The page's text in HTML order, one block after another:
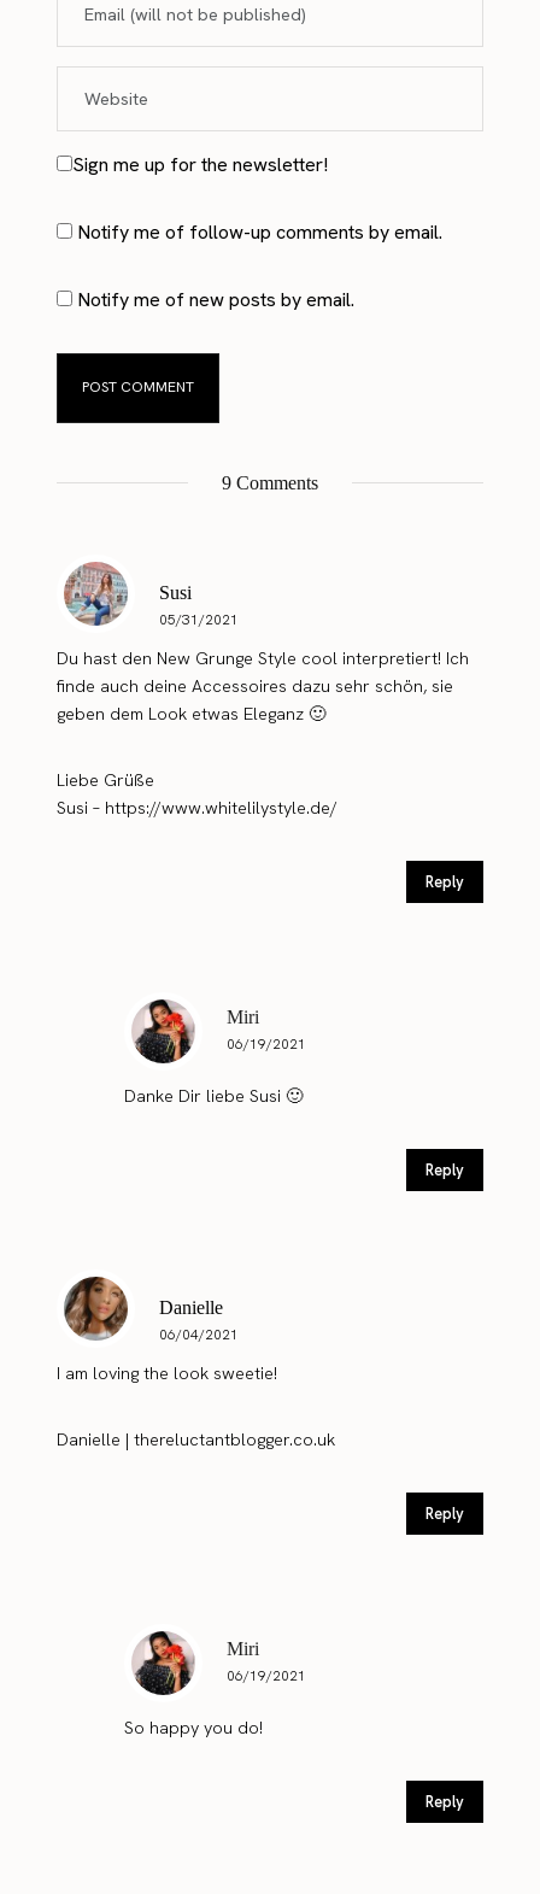
Sign me up for the newsletter!
Notify me of follow-up comments by email.
Notify me of new posts by email.
9 Comments
Susi
05/31/2021
Du hast den New Grunge Style cool interpretiert! Ich
finde auch deine Accessoires dazu sehr schön, sie
geben dem Look etwas Eleganz 🙂
Liebe Grüße
Susi – https://www.whitelilystyle.de/
Reply
Miri
06/19/2021
Danke Dir liebe Susi 🙂
Reply
Danielle
06/04/2021
I am loving the look sweetie!
Danielle | thereluctantblogger.co.uk
Reply
Miri
06/19/2021
So happy you do!
Reply